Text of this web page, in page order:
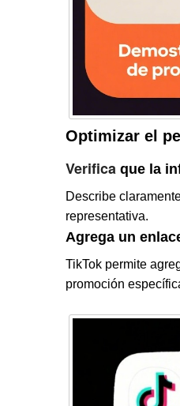
Optimizar el
Verifica que la
Describe
representativa.
Agrega un
TikTok permite
promoción